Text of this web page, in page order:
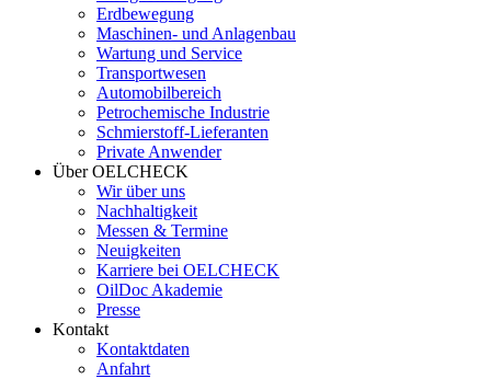
Erdbewegung
Maschinen- und Anlagenbau
Wartung und Service
Transportwesen
Automobilbereich
Petrochemische Industrie
Schmierstoff-Lieferanten
Private Anwender
Über OELCHECK
Wir über uns
Nachhaltigkeit
Messen & Termine
Neuigkeiten
Karriere bei OELCHECK
OilDoc Akademie
Presse
Kontakt
Kontaktdaten
Anfahrt